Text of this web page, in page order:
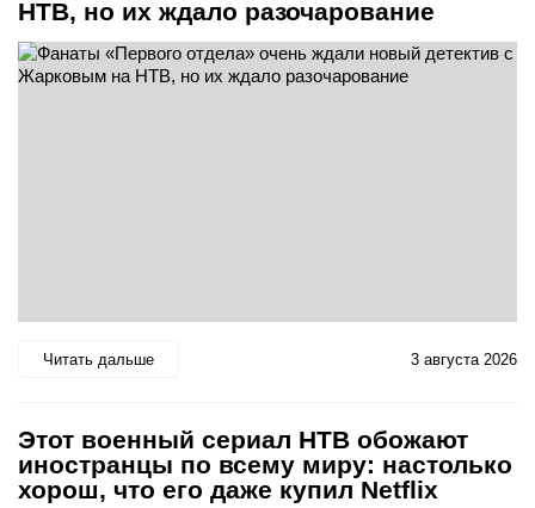
НТВ, но их ждало разочарование
Читать дальше 3 августа 2026
Этот военный сериал НТВ обожают
иностранцы по всему миру: настолько
хорош, что его даже купил Netflix